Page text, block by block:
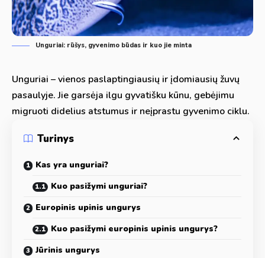
Unguriai: rūšys, gyvenimo būdas ir kuo jie minta
Unguriai – vienos paslaptingiausių ir įdomiausių žuvų
pasaulyje. Jie garsėja ilgu gyvatišku kūnu, gebėjimu
migruoti didelius atstumus ir neįprastu gyvenimo ciklu.
Turinys
Kas yra unguriai?
Kuo pasižymi unguriai?
Europinis upinis ungurys
Kuo pasižymi europinis upinis ungurys?
Jūrinis ungurys